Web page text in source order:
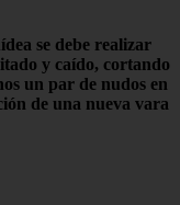
se debe realizar
y caído, cortando
un par de nudos en
de una nueva vara